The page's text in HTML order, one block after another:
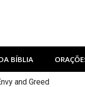
BÍBLIA
and Greed